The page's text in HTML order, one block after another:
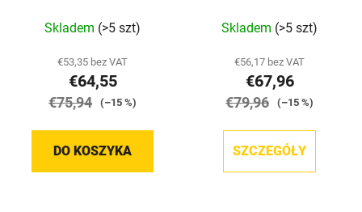
ocena
produktu
wynosi
5,0
5
Skladem (>5 szt)
€53,35 bez VAT
€64,55
€75,94 (–15 %)
DO KOSZYKA
Skladem (>5 szt)
€56,17 bez VAT
€67,96
€79,96 (–15 %)
SZCZEGÓŁY